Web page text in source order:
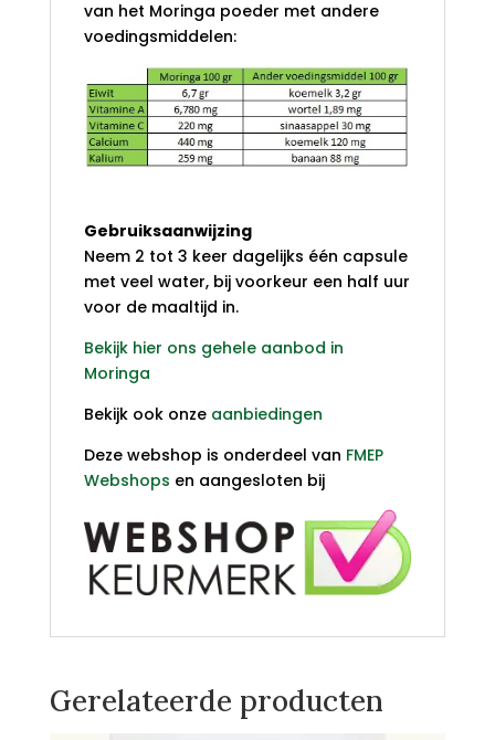
van het Moringa poeder met andere
voedingsmiddelen:
Gebruiksaanwijzing
Neem 2 tot 3 keer dagelijks één capsule
met veel water, bij voorkeur een half uur
voor de maaltijd in.
Bekijk hier ons gehele aanbod in
Moringa
Bekijk ook onze aanbiedingen
Deze webshop is onderdeel van FMEP
Webshops en aangesloten bij
Gerelateerde producten